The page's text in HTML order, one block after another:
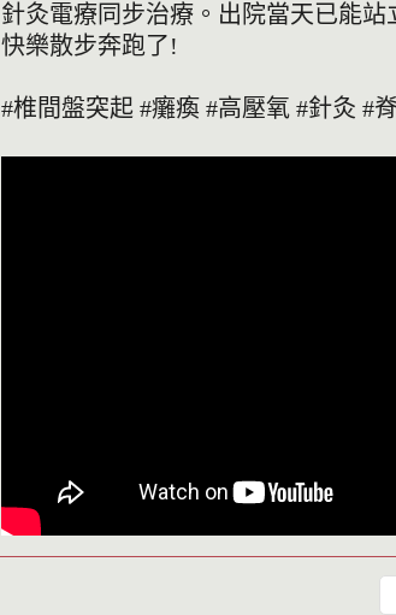
針灸電療同步治療。出院當天已能
快樂散步奔跑了!
#椎間盤突起 #癱瘓 #高壓氧 #針灸 #